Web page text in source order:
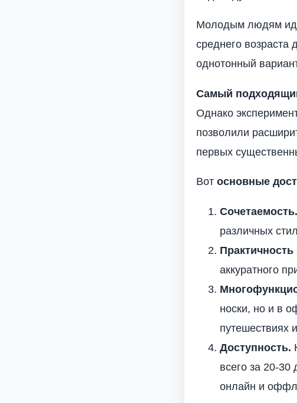
Молодым людям
среднего возраста
однотонный
Самый
Однако
позволили
первых
Вот основные
Сочетаемость.
различных
аккуратного
носки, но и в
путешествиях
Доступность.
всего за 20-
онлайн и